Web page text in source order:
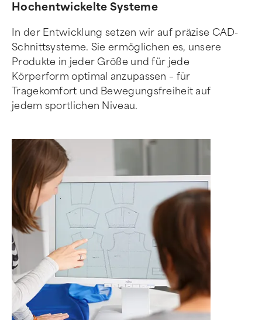
Hochentwickelte Systeme
In der Entwicklung setzen wir auf präzise CAD-
Schnittsysteme. Sie ermöglichen es, unsere
Produkte in jeder Größe und für jede
Körperform optimal anzupassen – für
Tragekomfort und Bewegungsfreiheit auf
jedem sportlichen Niveau.